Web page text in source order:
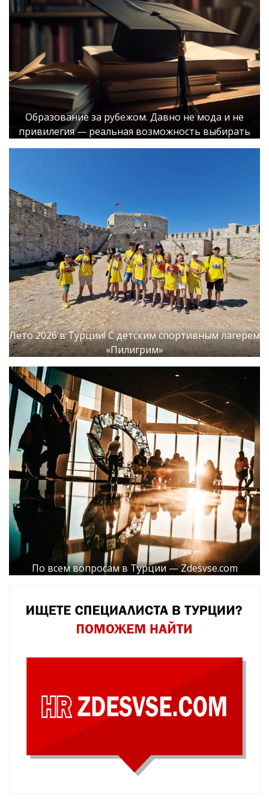
Образование за рубежом. Давно не мода и не
привилегия — реальная возможность выбирать
Лето 2026 в Турции! С детским спортивным лагерем
«Пилигрим»
По всем вопросам в Турции — Zdesvse.com